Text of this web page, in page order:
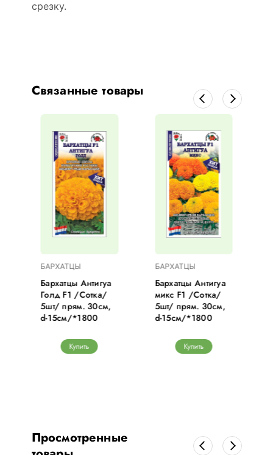
срезку.
Связанные товары
БАРХАТЦЫ
Бархатцы Антигуа
Голд F1 /Сотка/
5шт/ прям. 30см,
d-15см/*1800
Купить
БАРХАТЦЫ
Бархатцы Антигуа
микс F1 /Сотка/
5шт/ прям. 30см,
d-15см/*1800
Купить
Просмотренные